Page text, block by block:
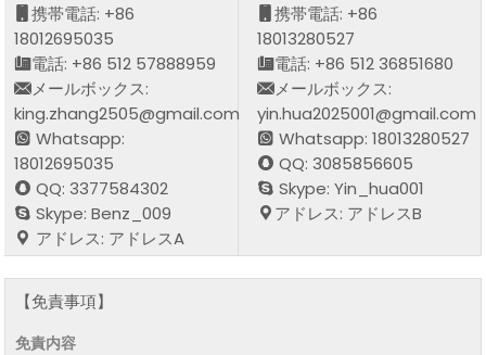
携帯電話: +86
18012695035
電話: +86 512 57888959
メールボックス:
king.zhang2505@gmail.com
Whatsapp:
18012695035
QQ: 3377584302
Skype: Benz_009
アドレス: アドレスA
携帯電話: +86
18013280527
電話: +86 512 36851680
メールボックス:
yin.hua2025001@gmail.com
Whatsapp: 18013280527
QQ: 3085856605
Skype: Yin_hua001
アドレス: アドレスB
【免責事項】
免責内容